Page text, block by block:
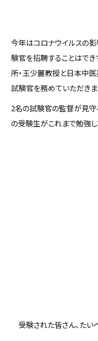
今年はコロナウイルスの
験官を招聘することはで
所・王少麗教授と日本中
試験官を務めていただきま
2名の試験官の監督が見守
の受験生がこれまで勉強
受験された皆さん、たい